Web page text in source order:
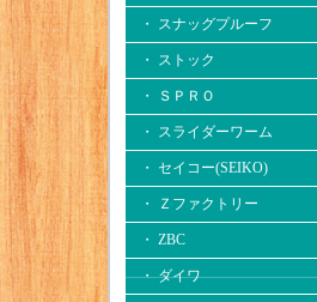
・ スナッグプルーフ
・ ストック
・ ＳＰＲＯ
・ スライダーワーム
・ セイコー(SEIKO)
・ Ｚファクトリー
・ ZBC
・ ダイワ